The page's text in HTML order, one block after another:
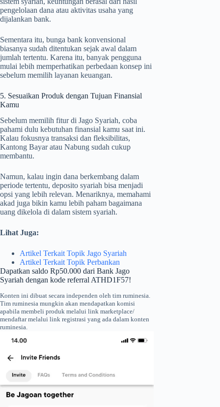
pengelolaan dana atau aktivitas usaha yang
dijalankan bank.
Sementara itu, bunga bank konvensional
biasanya sudah ditentukan sejak awal dalam
jumlah tertentu. Karena itu, banyak pengguna
mulai lebih memperhatikan perbedaan konsep ini
sebelum memilih layanan keuangan.
5. Sesuaikan Produk dengan Tujuan Finansial
Kamu
Sebelum memilih fitur di Jago Syariah, coba
pahami dulu kebutuhan finansial kamu saat ini.
Kalau fokusnya transaksi dan fleksibilitas,
Kantong Bayar atau Nabung sudah cukup
membantu.
Namun, kalau ingin dana berkembang dalam
periode tertentu, deposito syariah bisa menjadi
opsi yang lebih relevan. Menariknya, memahami
akad juga bikin kamu lebih paham bagaimana
uang dikelola di dalam sistem syariah.
Lihat Juga:
Artikel Terkait Topik Jago Syariah
Artikel Terkait Topik Perbankan
Dapatkan saldo Rp50.000 dari Bank Jago
Syariah dengan kode referral ATHD1F57!
Konten ini dibuat secara independen oleh tim ruminesia.
Tim ruminesia mungkin akan mendapatkan komisi
apabila membeli produk melalui link marketplace/
mendaftar melalui link registrasi yang ada dalam konten
ruminesia.